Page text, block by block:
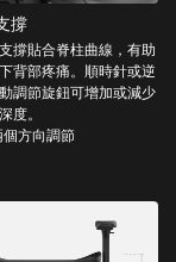
撐
撐貼合脊柱曲線，有助
背部疼痛。順時針或逆
調節旋鈕可增加或減少
度。
個方向調節